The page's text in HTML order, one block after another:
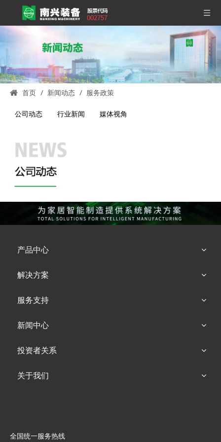
首页 / 新闻动态 / 服务政策
公司动态 行业新闻 媒体视角
产品中心
解决方案
服务支持
新闻中心
投资者关系
关于我们
全国统一服务热线